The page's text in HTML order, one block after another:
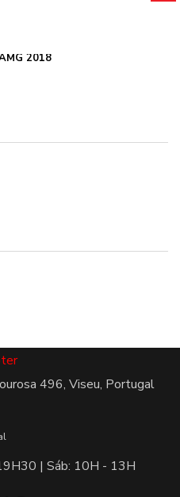
2018
496, Viseu, Portugal
| Sáb: 10H - 13H